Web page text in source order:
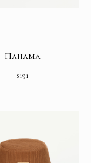
Панама
$191